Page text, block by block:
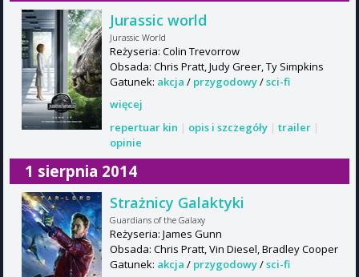
Jurassic world
Jurassic World
Reżyseria: Colin Trevorrow
Obsada: Chris Pratt, Judy Greer, Ty Simpkins
Gatunek: akcja / przygodowy/sci-fi
więcej
repertuar kin | opis i szczegóły | trailer |
opinie
1 sierpnia 2014
Strażnicy Galaktyki
Guardians of the Galaxy
Reżyseria: James Gunn
Obsada: Chris Pratt, Vin Diesel, Bradley Cooper
Gatunek: akcja / przygodowy/sci-fi